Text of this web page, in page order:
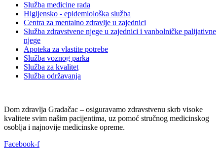
Služba medicine rada
Higijensko - epidemiološka služba
Centra za mentalno zdravlje u zajednici
Služba zdravstvene njege u zajednici i vanbolničke palijativne
njege
Apoteka za vlastite potrebe
Služba voznog parka
Služba za kvalitet
Služba održavanja
Dom zdravlja Gradačac – osiguravamo zdravstvenu skrb visoke
kvalitete svim našim pacijentima, uz pomoć stručnog medicinskog
osoblja i najnovije medicinske opreme.
Facebook-f